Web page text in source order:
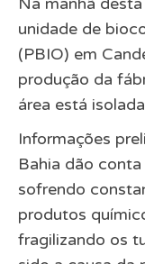
unidade de
(PBIO) em
produção da
área está
Informações
Bahia dão
sofrendo
produtos
fragilizando os